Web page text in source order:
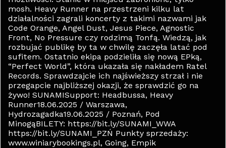
mosh. Heavy Runner na przestrzeni kilku lat
działalności zagrali koncerty z takimi nazwami jak
Code Orange, Angel Dust, Jesus Piece, Agnostic
Front, No Pressure czy rodzimą Tonfą. Wiedzą, jak
rozbujać publikę by ta w chwilę zaczęła latać pod
sufitem. Ostatnio ekipa podzieliła się nową EPką,
“Perfect World”, która ukazała się nakładem Ratel
Records. Sprawdzajcie ich najświeższy strzał i nie
przegapcie najbliższej okazji, że sprawdzić go na
żywo! SUNAMISupport: Headbussa, Heavy
Runner18.06.2025 / Warszawa,
Hydrozagadka19.06.2025 / Poznań, Pod
MinogąBILETY: https://bit.ly/SUNAMI_WWA
https://bit.ly/SUNAMI_PZŃ Punkty sprzedaży:
www.winiarybookings.pl, Going, Empik